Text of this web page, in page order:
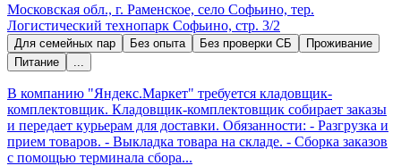
Московская обл., г. Раменское, село Софьино, тер.
Логистический технопарк Софьино, стр. 3/2
Для семейных пар Без опыта Без проверки СБ
Проживание
Питание
В компанию "Яндекс.Маркет" требуется кладовщик-
комплектовщик. Кладовщик-комплектовщик собирает заказы
и передает курьерам для доставки. Обязанности: - Разгрузка и
прием товаров. - Выкладка товара на складе. - Сборка заказов
с помощью терминала сбора...